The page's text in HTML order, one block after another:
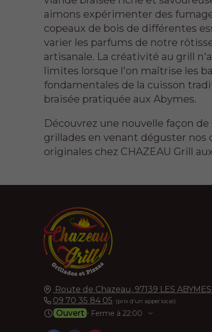
aimons expérimenter des
copeaux de bois de différentes
varier les parfums de notre
artisanale. La créativité au grill
limites lorsque l'on maîtrise les
fondamentales de la cuisson
braisée pratiquée aux Abymes.
Découvrez une nouvelle façon de
grillades en venant déguster nos
originales chez CHAZEAU Grill
Route de Chazeau, 97139 LES ABYMES
09 70 35 84 05
Ouvert ⋅ Ferme à 22:00